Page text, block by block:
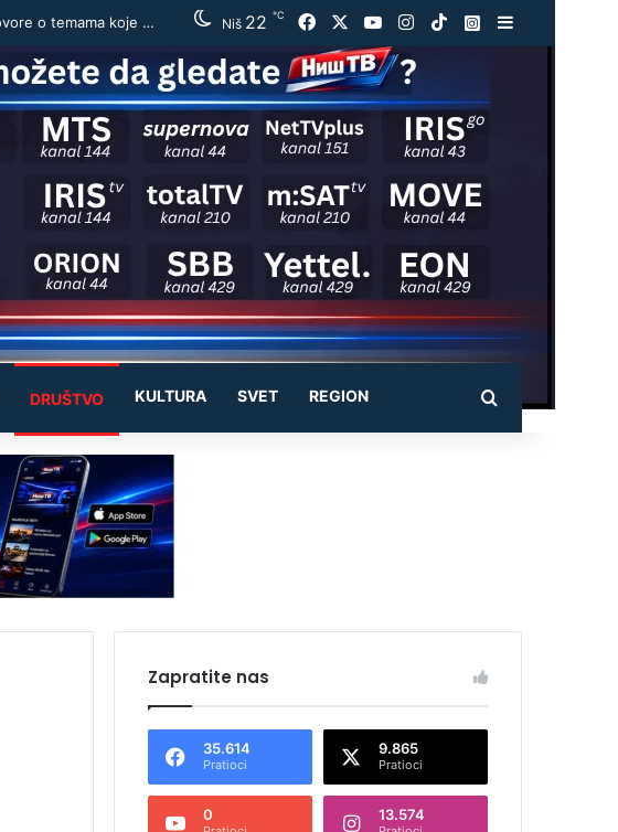
Vučić ugostio Zelenskog na večeri u Beogradu: „Otvorili smo razgovore o temama koje će biti u fokusu sastanaka“ Niš 22 ℃ Facebook YouTubeInstagram
TikTokInstagram
DRUŠTVO KULTURA SVET REGION Pretraži
Zapratite nas
35.614
Pratioci
9.865
Pratioci
0 13.574